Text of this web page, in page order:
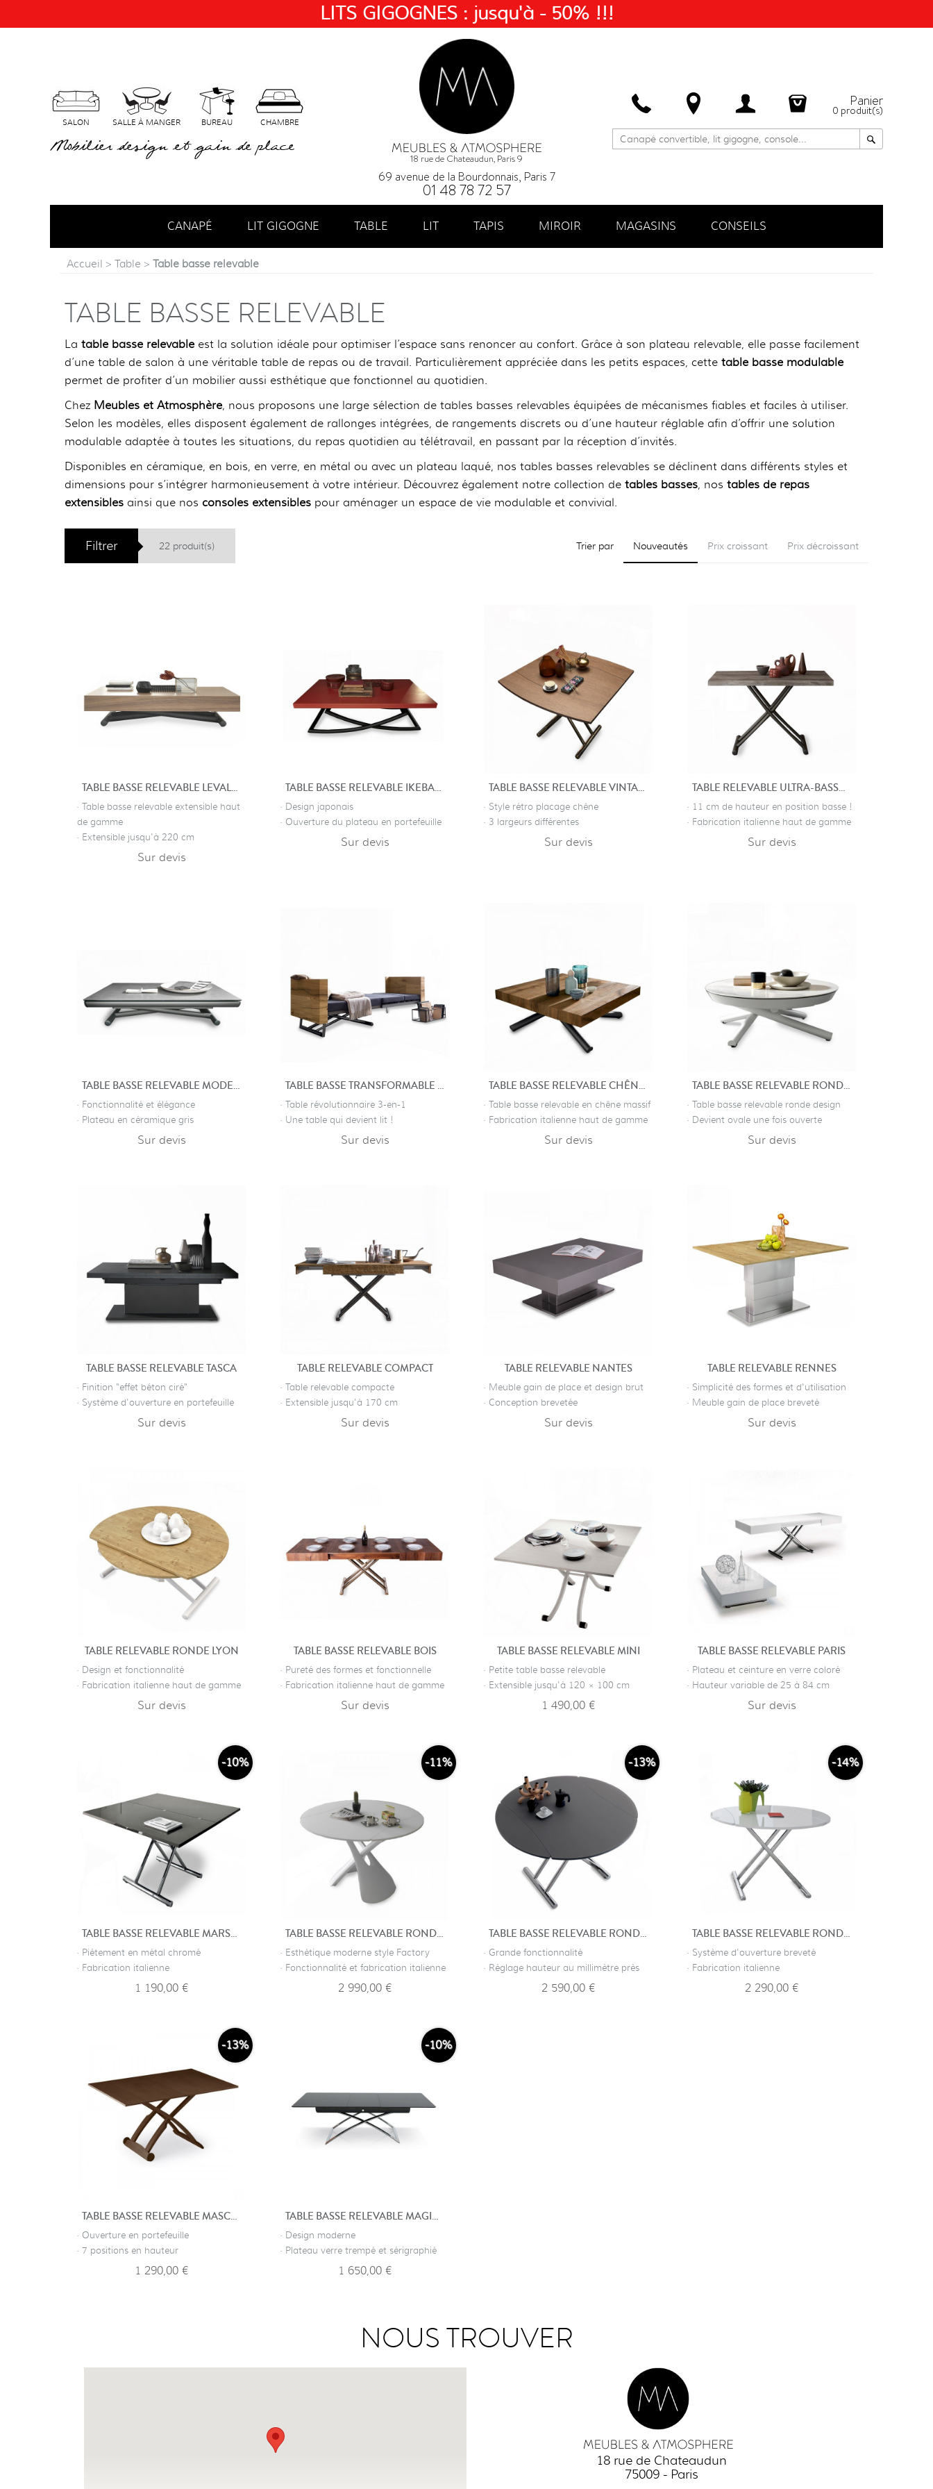
SALON SALLE À MANGER BUREAU CHAMBRE
Mobilier design et gain de place 18 rue de Chateaudun, Paris 9
69 avenue de la Bourdonnais, Paris 7
01 48 78 72 57
Panier
0 produit(s)
CANAPÉ LIT GIGOGNE TABLE LIT TAPIS MIROIR MAGASINS CONSEILS
Accueil > Table > Table basse relevable
TABLE BASSE RELEVABLE
La table basse relevableest la solution idéale pour optimiser l’espace sans renoncer au confort. Grâce à son plateau relevable, elle passe facilement
d’une table de salon à une véritable table de repas ou de travail. Particulièrement appréciée dans les petits espaces, cette table basse modulable
permet de profiter d’un mobilier aussi esthétique que fonctionnel au quotidien.
Chez Meubles et Atmosphère, nous proposons une large sélection de tables basses relevables équipées de mécanismes fiables et faciles à utiliser.
Selon les modèles, elles disposent également de rallonges intégrées, de rangements discrets ou d’une hauteur réglable afin d’offrir une solution
modulable adaptée à toutes les situations, du repas quotidien au télétravail, en passant par la réception d’invités.
Disponibles en céramique, en bois, en verre, en métal ou avec un plateau laqué, nos tables basses relevables se déclinent dans différents styles et
dimensions pour s’intégrer harmonieusement à votre intérieur. Découvrez également notre collection de tables basses, nos tables de repas
extensibles ainsi que nos consoles extensibles pour aménager un espace de vie modulable et convivial.
Filtrer 22 produit(s) Trier par Nouveautés Prix croissant Prix décroissant
TABLE BASSE RELEVABLE LEVALLOIS
· Table basse relevable extensible haut
de gamme
· Extensible jusqu'à 220 cm
Sur devis
TABLE BASSE RELEVABLE IKEBANA
· Design japonais
· Ouverture du plateau en portefeuille
Sur devis
TABLE BASSE RELEVABLE VINTAGE BARIL
· Style rétro placage chêne
· 3 largeurs différentes
Sur devis
TABLE RELEVABLE ULTRA-BASSE ABSOLUTE
· 11 cm de hauteur en position basse !
· Fabrication italienne haut de gamme
Sur devis
TABLE BASSE RELEVABLE MODERNE PRESTIGE
· Fonctionnalité et élégance
· Plateau en céramique gris
Sur devis
TABLE BASSE TRANSFORMABLE MULTIFONCTION IMAGINE
· Table révolutionnaire 3-en-1
· Une table qui devient lit !
Sur devis
TABLE BASSE RELEVABLE CHÊNE ANCIEN
· Table basse relevable en chêne massif
· Fabrication italienne haut de gamme
Sur devis
TABLE BASSE RELEVABLE RONDE PHEBUS
· Table basse relevable ronde design
· Devient ovale une fois ouverte
Sur devis
TABLE BASSE RELEVABLE TASCA
· Finition "effet béton ciré"
· Système d'ouverture en portefeuille
Sur devis
TABLE RELEVABLE COMPACT
· Table relevable compacte
· Extensible jusqu'à 170 cm
Sur devis
TABLE RELEVABLE NANTES
· Meuble gain de place et design brut
· Conception brevetée
Sur devis
TABLE RELEVABLE RENNES
· Simplicité des formes et d'utilisation
· Meuble gain de place breveté
Sur devis
TABLE RELEVABLE RONDE LYON
· Design et fonctionnalité
· Fabrication italienne haut de gamme
Sur devis
TABLE BASSE RELEVABLE BOIS
· Pureté des formes et fonctionnelle
· Fabrication italienne haut de gamme
Sur devis
TABLE BASSE RELEVABLE MINI
· Petite table basse relevable
· Extensible jusqu'à 120 × 100 cm
1 490,00 €
TABLE BASSE RELEVABLE PARIS
· Plateau et ceinture en verre coloré
· Hauteur variable de 25 à 84 cm
Sur devis
-10%
TABLE BASSE RELEVABLE MARSEILLE
· Piétement en métal chromé
· Fabrication italienne
1 190,00 €
-11%
TABLE BASSE RELEVABLE RONDE SAINT-GERMAIN
· Esthétique moderne style Factory
· Fonctionnalité et fabrication italienne
2 990,00 €
-13%
TABLE BASSE RELEVABLE RONDE NICE - VERRE OPAQUE
· Grande fonctionnalité
· Réglage hauteur au millimètre près
2 590,00 €
-14%
TABLE BASSE RELEVABLE RONDE NICE
· Système d'ouverture breveté
· Fabrication italienne
2 290,00 €
-13%
TABLE BASSE RELEVABLE MASCOTTE
· Ouverture en portefeuille
· 7 positions en hauteur
1 290,00 €
-10%
TABLE BASSE RELEVABLE MAGIC-J GLASS
· Design moderne
· Plateau verre trempé et sérigraphié
1 650,00 €
NOUS TROUVER
18 rue de Chateaudun
75009 - Paris
LITS GIGOGNES : jusqu'à - 50% !!!